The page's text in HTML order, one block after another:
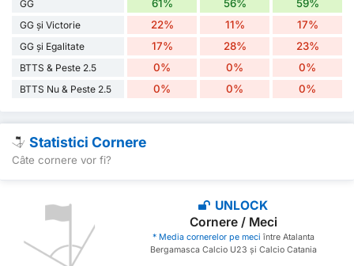
GG 61% 56% 59%
GG și Victorie 22% 11% 17%
GG și Egalitate 17% 28% 23%
BTTS & Peste 2.5 0% 0% 0%
BTTS Nu & Peste 2.5 0% 0% 0%
Statistici Cornere
Câte cornere vor fi?
UNLOCK
Cornere / Meci
* Media cornerelor pe meci între Atalanta
Bergamasca Calcio U23 și Calcio Catania